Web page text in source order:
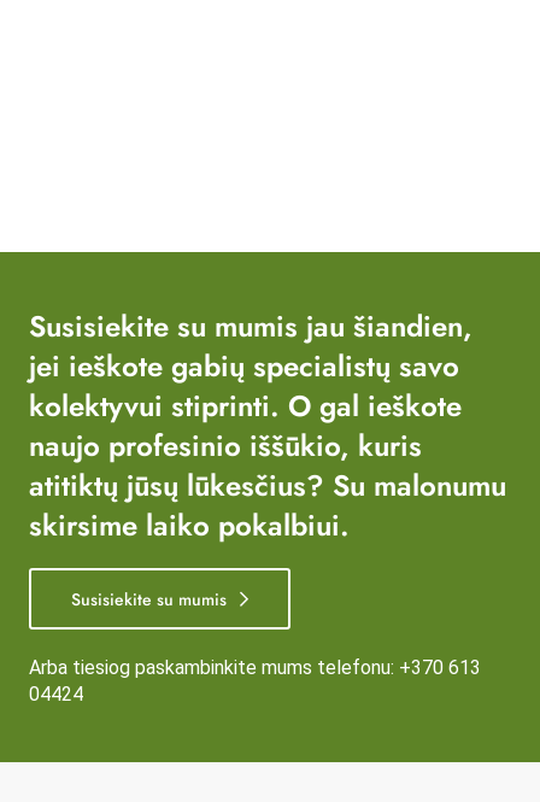
Susisiekite su mumis jau šiandien,
jei ieškote gabių specialistų savo
kolektyvui stiprinti. O gal ieškote
naujo profesinio iššūkio, kuris
atitiktų jūsų lūkesčius? Su malonumu
skirsime laiko pokalbiui.
Susisiekite su mumis
Arba tiesiog paskambinkite mums telefonu: +370 613
04424